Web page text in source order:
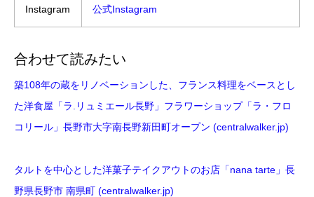
Instagram 公式Instagram
合わせて読みたい
築108年の蔵をリノベーションした、フランス料理をベースとし
た洋食屋「ラ.リュミエール長野」フラワーショップ「ラ・フロ
コリール」長野市大字南長野新田町オープン (centralwalker.jp)
タルトを中心とした洋菓子テイクアウトのお店「nana tarte」長
野県長野市 南県町 (centralwalker.jp)